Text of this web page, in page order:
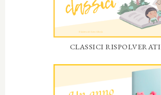
CLASSICI RISPOLVERATI